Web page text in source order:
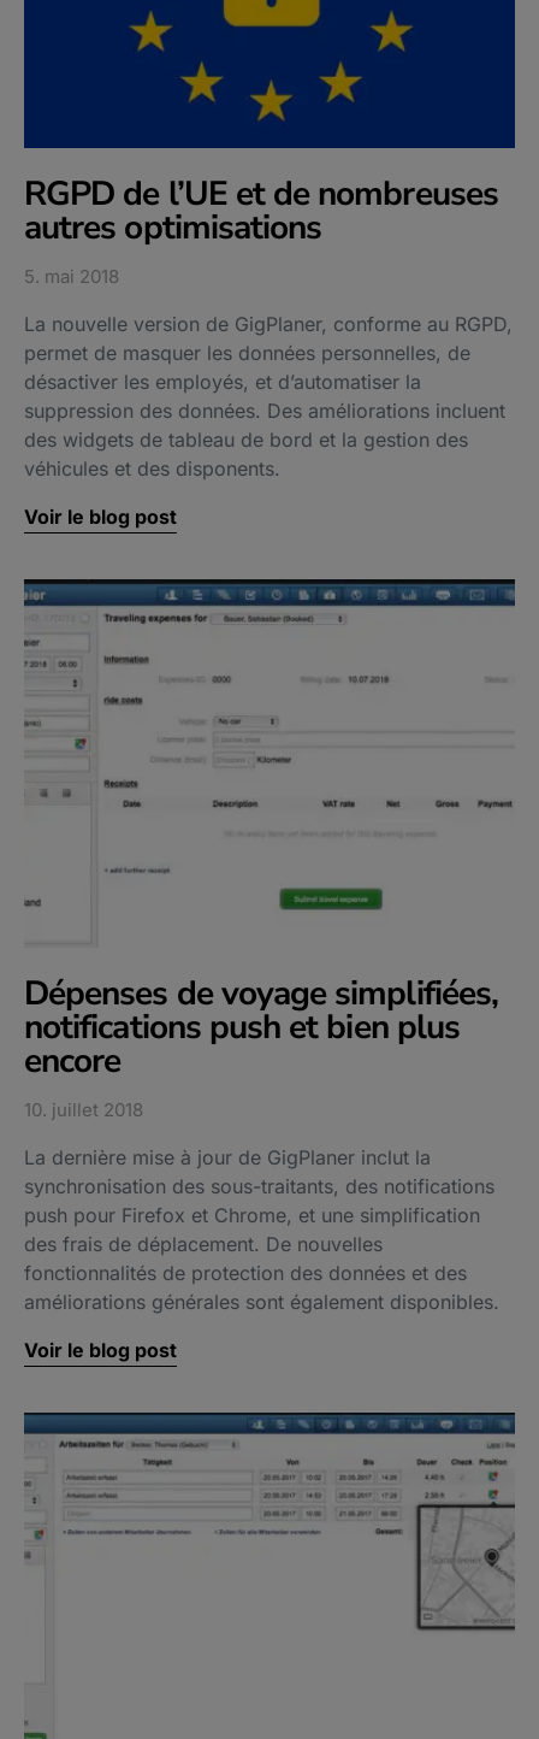
RGPD de l’UE et de nombreuses
autres optimisations
5. mai 2018
La nouvelle version de GigPlaner, conforme au RGPD,
permet de masquer les données personnelles, de
désactiver les employés, et d’automatiser la
suppression des données. Des améliorations incluent
des widgets de tableau de bord et la gestion des
véhicules et des disponents.
Voir le blog post
Dépenses de voyage simplifiées,
notifications push et bien plus
encore
10. juillet 2018
La dernière mise à jour de GigPlaner inclut la
synchronisation des sous-traitants, des notifications
push pour Firefox et Chrome, et une simplification
des frais de déplacement. De nouvelles
fonctionnalités de protection des données et des
améliorations générales sont également disponibles.
Voir le blog post